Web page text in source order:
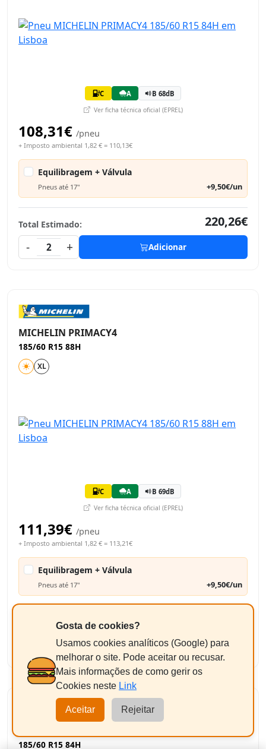
C A B 68dB
Ver ficha técnica oficial (EPREL)
108,31€ /pneu
+ Imposto ambiental 1,82 € = 110,13€
Equilibragem + Válvula
Pneus até 17" +9,50€/un
Total Estimado:
220,26€
-
2 + Adicionar
MICHELIN PRIMACY4
185/60 R15 88H
XL
C A B 69dB
Ver ficha técnica oficial (EPREL)
111,39€ /pneu
+ Imposto ambiental 1,82 € = 113,21€
Equilibragem + Válvula
Pneus até 17" +9,50€/un
Total Estimado:
+ Adicionar
185/60 R15 84H
Gosta de cookies?
Usamos cookies analíticos (Google) para
melhorar o site. Pode aceitar ou recusar.
Mais informações de como gerir os
Cookies neste Link
Aceitar Rejeitar